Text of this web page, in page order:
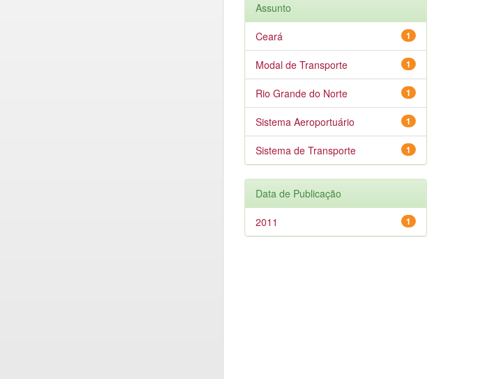
Assunto
1
Ceará
1
Modal de Transporte
1
Rio Grande do Norte
1
Sistema Aeroportuário
1
Sistema de Transporte
Data de Publicação
1
2011